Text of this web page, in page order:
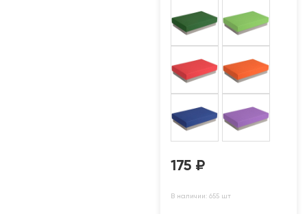
175 ₽
В наличии: 655 шт